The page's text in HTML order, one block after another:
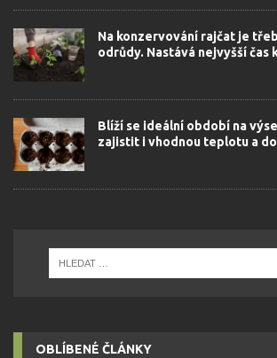
Na konzervování rajčat je
odrůdy. Nastává nejvyšší čas
Blíží se ideální období na
zajistit i vhodnou teplotu a
OBLÍBENÉ ČLÁNKY